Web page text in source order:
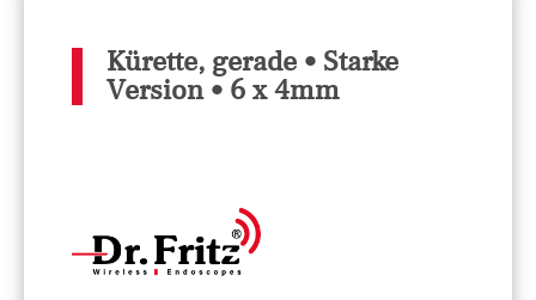
Kürette, gerade • Starke
Version • 6 x 4mm